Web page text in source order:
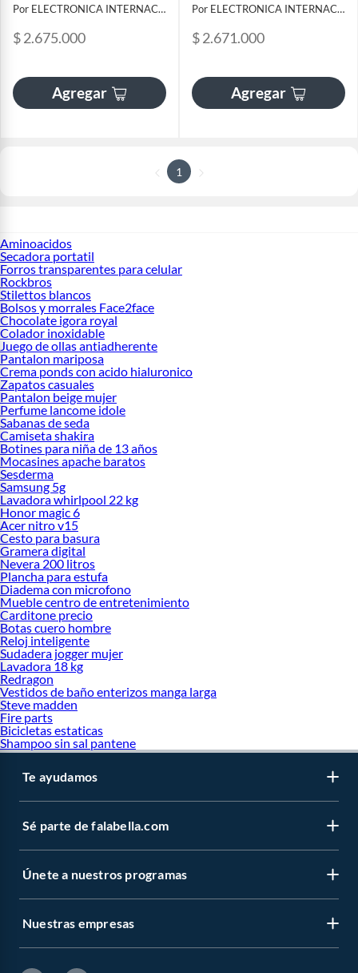
Por ELECTRONICA INTERNACIONAL LAG SAS
$ 2.675.000
Agregar
Por ELECTRONICA INTERNACIONAL LAG SAS
$ 2.671.000
Agregar
1
Aminoacidos
Secadora portatil
Forros transparentes para celular
Rockbros
Stilettos blancos
Bolsos y morrales Face2face
Chocolate igora royal
Colador inoxidable
Juego de ollas antiadherente
Pantalon mariposa
Crema ponds con acido hialuronico
Zapatos casuales
Pantalon beige mujer
Perfume lancome idole
Sabanas de seda
Camiseta shakira
Botines para niña de 13 años
Mocasines apache baratos
Sesderma
Samsung 5g
Lavadora whirlpool 22 kg
Honor magic 6
Acer nitro v15
Cesto para basura
Gramera digital
Nevera 200 litros
Plancha para estufa
Diadema con microfono
Mueble centro de entretenimiento
Carditone precio
Botas cuero hombre
Reloj inteligente
Sudadera jogger mujer
Lavadora 18 kg
Redragon
Vestidos de baño enterizos manga larga
Steve madden
Fire parts
Bicicletas estaticas
Shampoo sin sal pantene
Te ayudamos
Sé parte de falabella.com
Únete a nuestros programas
Nuestras empresas